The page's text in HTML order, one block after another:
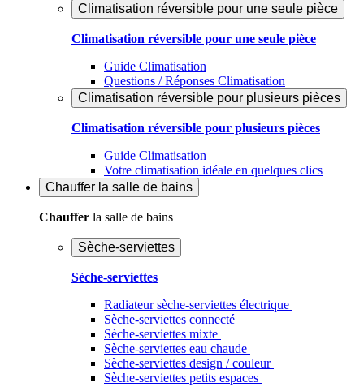
Climatisation réversible pour une seule pièce
Climatisation réversible pour une seule pièce
Guide Climatisation
Questions / Réponses Climatisation
Climatisation réversible pour plusieurs pièces
Climatisation réversible pour plusieurs pièces
Guide Climatisation
Votre climatisation idéale en quelques clics
Chauffer la salle de bains
Chauffer la salle de bains
Sèche-serviettes
Sèche-serviettes
Radiateur sèche-serviettes électrique
Sèche-serviettes connecté
Sèche-serviettes mixte
Sèche-serviettes eau chaude
Sèche-serviettes design / couleur
Sèche-serviettes petits espaces